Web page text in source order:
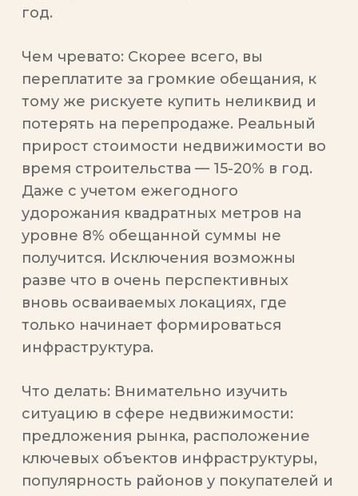
год.
Чем чревато: Скорее всего, вы
переплатите за громкие обещания, к
тому же рискуете купить неликвид и
потерять на перепродаже. Реальный
прирост стоимости недвижимости во
время строительства — 15-20% в год.
Даже с учетом ежегодного
удорожания квадратных метров на
уровне 8% обещанной суммы не
получится. Исключения возможны
разве что в очень перспективных
вновь осваиваемых локациях, где
только начинает формироваться
инфраструктура.
Что делать: Внимательно изучить
ситуацию в сфере недвижимости:
предложения рынка, расположение
ключевых объектов инфраструктуры,
популярность районов у покупателей и